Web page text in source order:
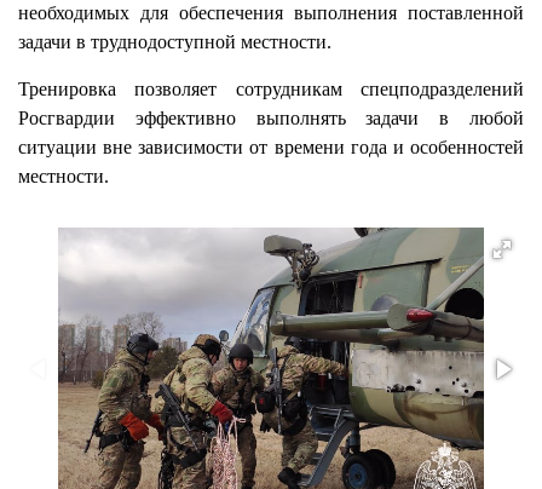
необходимых для обеспечения выполнения поставленной
задачи в труднодоступной местности.
Тренировка позволяет сотрудникам спецподразделений
Росгвардии эффективно выполнять задачи в любой
ситуации вне зависимости от времени года и особенностей
местности.